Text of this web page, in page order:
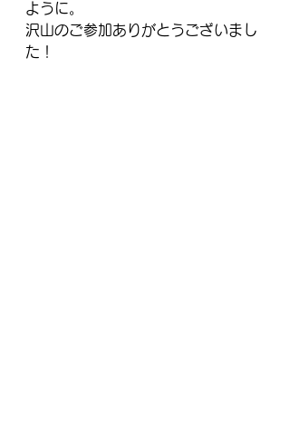
ように。
沢山のご参加ありがとうございまし
た！